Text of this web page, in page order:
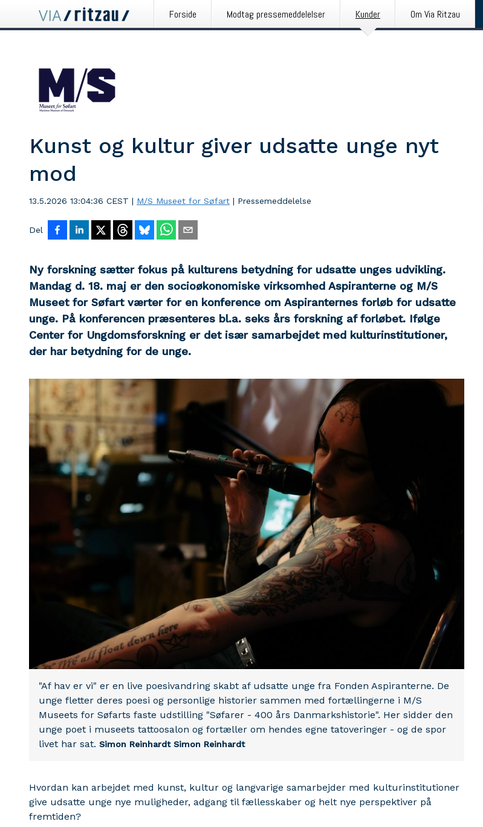
Forside Modtag pressemeddelelser Kunder Om Via Ritzau
Kunst og kultur giver udsatte unge nyt
mod
13.5.2026 13:04:36 CEST | M/S Museet for Søfart | Pressemeddelelse
Del
Ny forskning sætter fokus på kulturens betydning for udsatte unges udvikling.
Mandag d. 18. maj er den socioøkonomiske virksomhed Aspiranterne og M/S
Museet for Søfart værter for en konference om Aspiranternes forløb for udsatte
unge. På konferencen præsenteres bl.a. seks års forskning af forløbet. Ifølge
Center for Ungdomsforskning er det især samarbejdet med kulturinstitutioner,
der har betydning for de unge.
"Af hav er vi" er en live poesivandring skabt af udsatte unge fra Fonden Aspiranterne. De
unge fletter deres poesi og personlige historier sammen med fortællingerne i M/S
Museets for Søfarts faste udstilling "Søfarer - 400 års Danmarkshistorie". Her sidder den
unge poet i museets tattoosalon og fortæller om hendes egne tatoveringer - og de spor
livet har sat. Simon Reinhardt Simon Reinhardt
Hvordan kan arbejdet med kunst, kultur og langvarige samarbejder med kulturinstitutioner
give udsatte unge nye muligheder, adgang til fællesskaber og helt nye perspektiver på
fremtiden?